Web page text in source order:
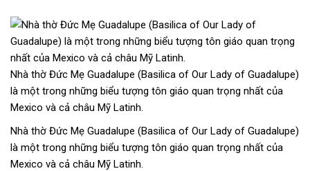
Nhà thờ Đức Mẹ Guadalupe (Basilica of Our Lady of Guadalupe)
là một trong những biểu tượng tôn giáo quan trọng nhất của
Mexico và cả châu Mỹ Latinh.
Nhà thờ Đức Mẹ Guadalupe (Basilica of Our Lady of Guadalupe)
là một trong những biểu tượng tôn giáo quan trọng nhất của
Mexico và cả châu Mỹ Latinh.